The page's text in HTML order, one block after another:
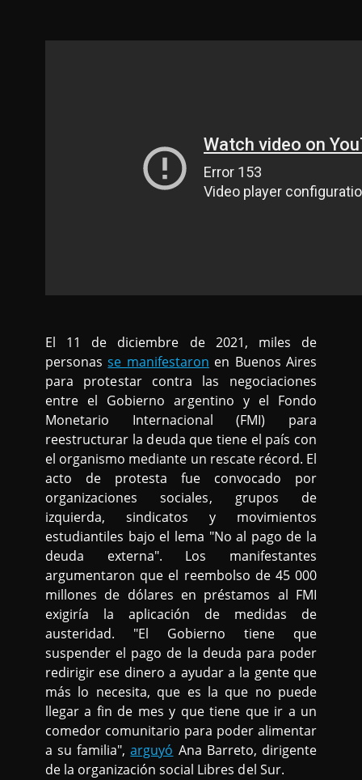
El 11 de diciembre de 2021, miles de
personasse manifestaron en Buenos Aires
para protestar contra las negociaciones
entre el Gobierno argentino y el Fondo
Monetario Internacional (FMI) para
reestructurar la deuda que tiene el país con
el organismo mediante un rescate récord. El
acto de protesta fue convocado por
organizaciones sociales, grupos de
izquierda, sindicatos y movimientos
estudiantiles bajo el lema "No al pago de la
deuda externa". Los manifestantes
argumentaron que el reembolso de 45 000
millones de dólares en préstamos al FMI
exigiría la aplicación de medidas de
austeridad. "El Gobierno tiene que
suspender el pago de la deuda para poder
redirigir ese dinero a ayudar a la gente que
más lo necesita, que es la que no puede
llegar a fin de mes y que tiene que ir a un
comedor comunitario para poder alimentar
a su familia",arguyó Ana Barreto, dirigente
de la organización social Libres del Sur.